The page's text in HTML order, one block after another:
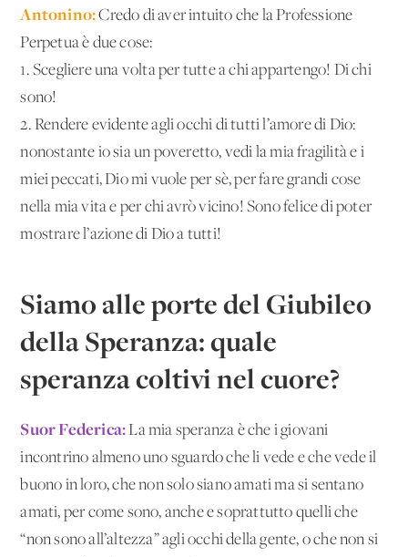
Antonino:Credo di aver intuito che la Professione
Perpetua è due cose:
1. Scegliere una volta per tutte a chi appartengo! Di chi
sono!
2. Rendere evidente agli occhi di tutti l’amore di Dio:
nonostante io sia un poveretto, vedi la mia fragilità e i
miei peccati, Dio mi vuole per sè, per fare grandi cose
nella mia vita e per chi avrò vicino! Sono felice di poter
mostrare l’azione di Dio a tutti!
Siamo alle porte del Giubileo
della Speranza: quale
speranza coltivi nel cuore?
Suor Federica:La mia speranza è che i giovani
incontrino almeno uno sguardo che li vede e che vede il
buono in loro, che non solo siano amati ma si sentano
amati, per come sono, anche e soprattutto quelli che
“non sono all’altezza” agli occhi della gente, o che non si